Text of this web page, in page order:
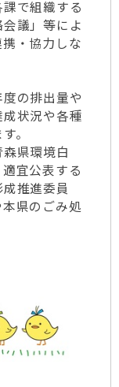
で組織する
議」等によ
・協力しな
の排出量や
状況や各種
。
県環境白
宜公表する
推進委員
県のごみ処